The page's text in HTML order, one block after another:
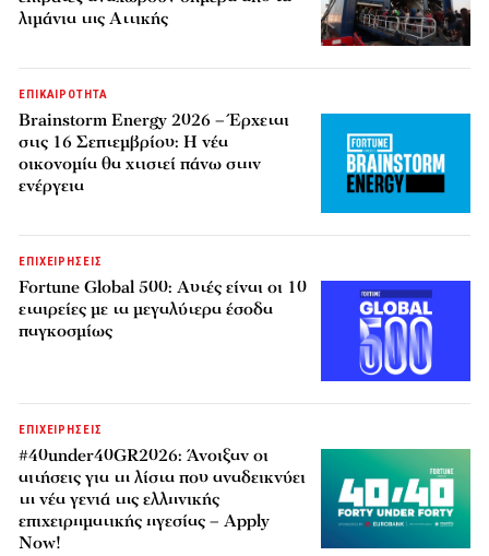
λιμάνια της Αττικής
ΕΠΙΚΑΙΡΟΤΗΤΑ
Brainstorm Energy 2026 – Έρχεται
στις 16 Σεπτεμβρίου: Η νέα
οικονομία θα χτιστεί πάνω στην
ενέργεια
ΕΠΙΧΕΙΡΗΣΕΙΣ
Fortune Global 500: Αυτές είναι οι 10
εταιρείες με τα μεγαλύτερα έσοδα
παγκοσμίως
ΕΠΙΧΕΙΡΗΣΕΙΣ
#40under40GR2026: Άνοιξαν οι
αιτήσεις για τη λίστα που αναδεικνύει
τη νέα γενιά της ελληνικής
επιχειρηματικής ηγεσίας – Apply
Now!